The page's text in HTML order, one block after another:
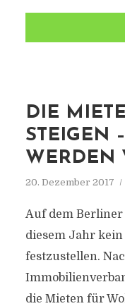
DIE
STEIGEN
WERDEN
20. Dezember 2017
Auf dem
diesem Jahr kein
festzustellen.
die Mieten für